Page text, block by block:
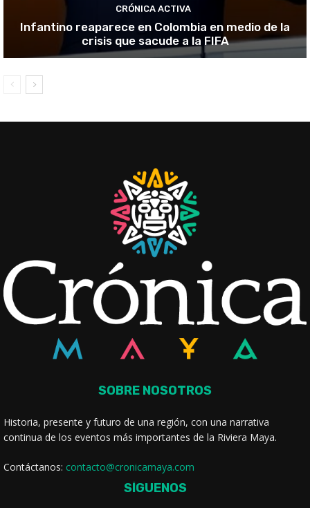
CRÓNICA ACTIVA
Infantino reaparece en Colombia en medio de la
crisis que sacude a la FIFA
SOBRE NOSOTROS
Historia, presente y futuro de una región, con una narrativa
continua de los eventos más importantes de la Riviera Maya.
Contáctanos: contacto@cronicamaya.com
SÍGUENOS